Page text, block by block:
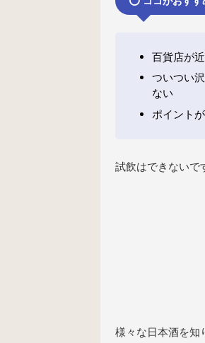
百貨店が
ついつい
ない
ポイント
試飲はできないで
様々な日本酒を知